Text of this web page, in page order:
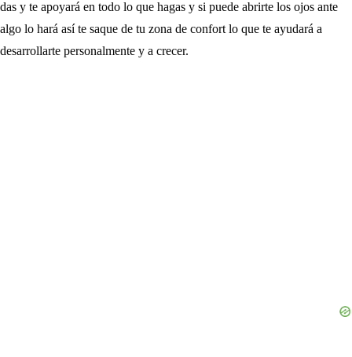
das y te apoyará en todo lo que hagas y si puede abrirte los ojos ante
algo lo hará así te saque de tu zona de confort lo que te ayudará a
desarrollarte personalmente y a crecer.